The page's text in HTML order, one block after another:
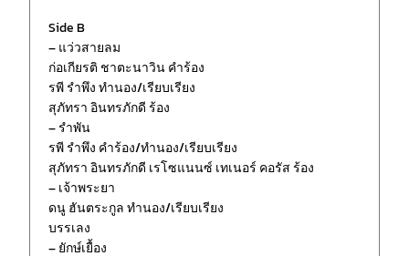
Side B
– แว่วสายลม
ก่อเกียรติ ชาตะนาวิน คำร้อง
รพี รำพึง ทำนอง/เรียบเรียง
สุภัทรา อินทรภักดี ร้อง
– รำพัน
รพี รำพึง คำร้อง/ทำนอง/เรียบเรียง
สุภัทรา อินทรภักดี เรโซแนนซ์ เทเนอร์ คอรัส ร้อง
– เจ้าพระยา
ดนู ฮันตระกูล ทำนอง/เรียบเรียง
บรรเลง
– ยักษ์เยื้อง